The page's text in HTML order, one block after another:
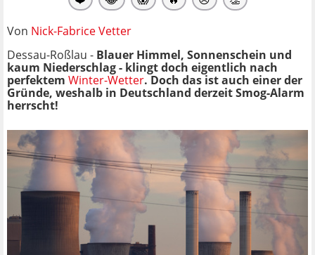
Von Nick-Fabrice Vetter
Dessau-Roßlau - Blauer Himmel, Sonnenschein und
kaum Niederschlag - klingt doch eigentlich nach
perfektem Winter-Wetter. Doch das ist auch einer der
Gründe, weshalb in Deutschland derzeit Smog-Alarm
herrscht!